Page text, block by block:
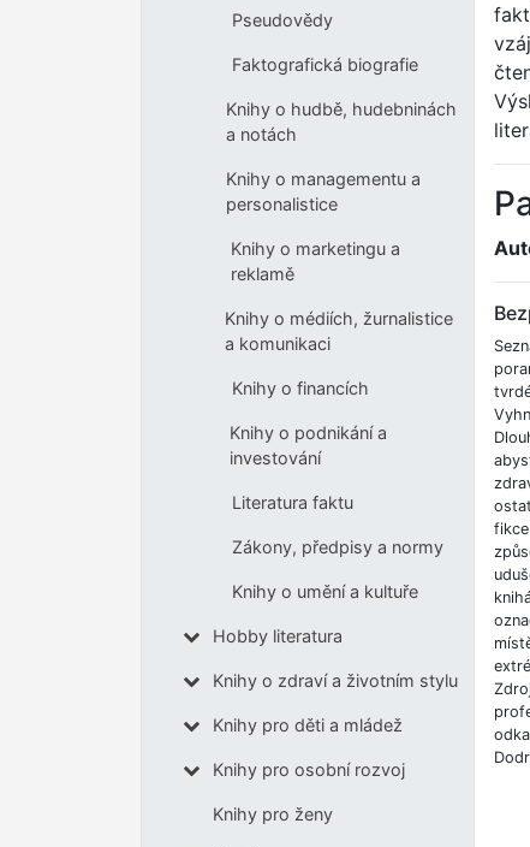
Pseudovědy
Faktografická biografie
Knihy o hudbě, hudebninách
a notách
Knihy o managementu a
personalistice
Knihy o marketingu a
reklamě
Knihy o médiích, žurnalistice
a komunikaci
Knihy o financích
Knihy o podnikání a
investování
Literatura faktu
Zákony, předpisy a normy
Knihy o umění a kultuře
Hobby literatura
Knihy o zdraví a životním stylu
Knihy pro děti a mládež
Knihy pro osobní rozvoj
Knihy pro ženy